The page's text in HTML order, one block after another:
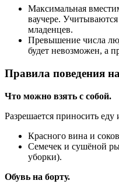
Максимальная
ваучере. Учитываются
младенцев.
Превышение числа
будет невозможен, а
Правила поведения
Что можно взять с собой.
Разрешается приносить еду
Красного вина и
Семечек и сушёной
уборки).
Обувь на борту.